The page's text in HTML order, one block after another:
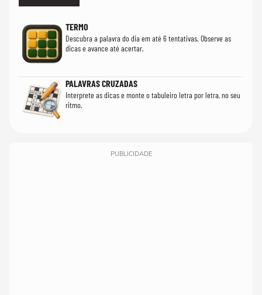
TERMO
Descubra a palavra do dia em até 6 tentativas. Observe as
dicas e avance até acertar.
PALAVRAS CRUZADAS
Interprete as dicas e monte o tabuleiro letra por letra, no seu
ritmo.
PUBLICIDADE